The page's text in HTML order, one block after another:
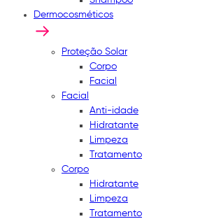
Dermocosméticos
Proteção Solar
Corpo
Facial
Facial
Anti-idade
Hidratante
Limpeza
Tratamento
Corpo
Hidratante
Limpeza
Tratamento